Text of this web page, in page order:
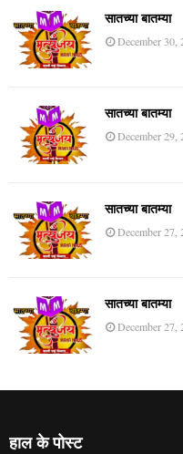
सातच्या बातम्या
December 30,
सातच्या बातम्या
December 29,
सातच्या बातम्या
December 27,
सातच्या बातम्या
December 27,
हाल के पोस्ट